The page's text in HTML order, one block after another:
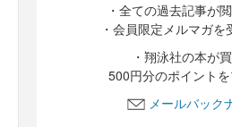
・全ての過去記事が
・会員限定メルマガを
・翔泳社の本が
500円分のポイント
メールバック